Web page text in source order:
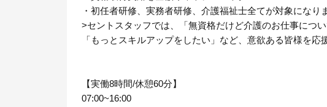
・初任者研修、実務者研修、介護福祉士全てが対象になり
>セントスタッフでは、「無資格だけど介護のお仕事につ
「もっとスキルアップをしたい」など、意欲ある皆様を応
【実働8時間/休憩60分】
07:00~16:00